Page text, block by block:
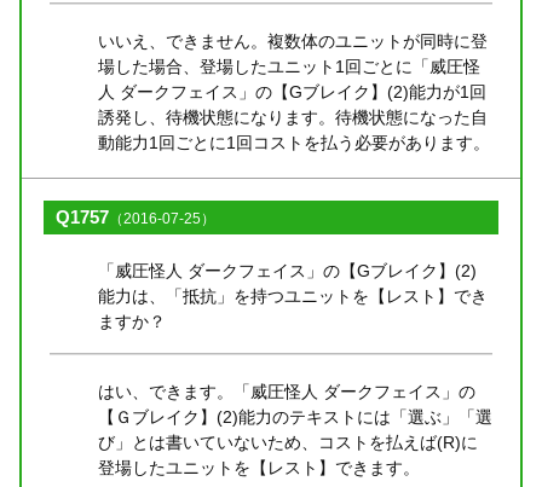
いいえ、できません。複数体のユニットが同時に登
場した場合、登場したユニット1回ごとに「威圧怪
人 ダークフェイス」の【Gブレイク】(2)能力が1回
誘発し、待機状態になります。待機状態になった自
動能力1回ごとに1回コストを払う必要があります。
Q1757 （2016-07-25）
「威圧怪人 ダークフェイス」の【Gブレイク】(2)
能力は、「抵抗」を持つユニットを【レスト】でき
ますか？
はい、できます。「威圧怪人 ダークフェイス」の
【Ｇブレイク】(2)能力のテキストには「選ぶ」「選
び」とは書いていないため、コストを払えば(R)に
登場したユニットを【レスト】できます。